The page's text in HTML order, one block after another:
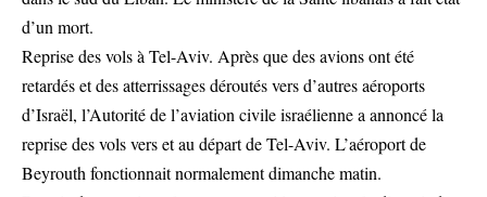
d’un mort.
Reprise des vols à Tel-Aviv. Après que des avions ont été
retardés et des atterrissages déroutés vers d’autres aéroports
d’Israël, l’Autorité de l’aviation civile israélienne a annoncé la
reprise des vols vers et au départ de Tel-Aviv. L’aéroport de
Beyrouth fonctionnait normalement dimanche matin.